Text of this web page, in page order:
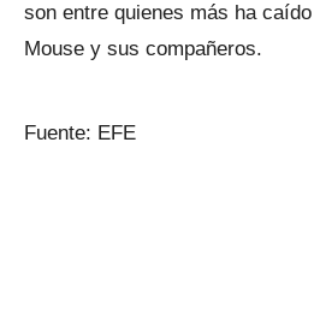
son entre quienes más ha
Mouse y sus compañeros.
Fuente: EFE